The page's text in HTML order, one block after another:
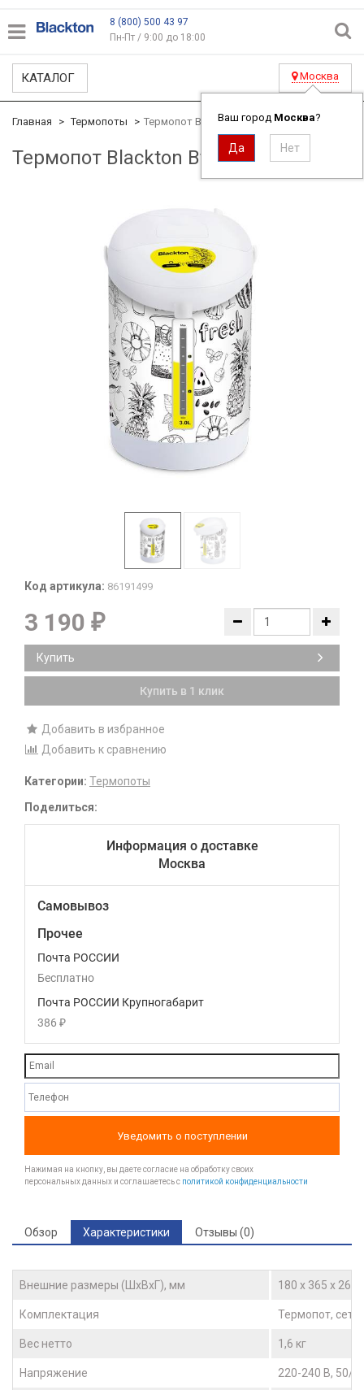
8 (800) 500 43 97
Пн-Пт / 9:00 до 18:00
КАТАЛОГ Москва
Ваш город Москва?
Главная Термопоты Термопот Blackton Bt TP421
Термопот Blackton Bt TP421 ID#2372
Код артикула: 86191499
3 190 ₽
Купить
Купить в 1 клик
Добавить в избранное
Добавить к сравнению
Категории: Термопоты
Поделиться:
Информация о доставке
Москва
Самовывоз
Прочее
Почта РОССИИ
Бесплатно
Почта РОССИИ Крупногабарит
386 ₽
Уведомить о поступлении
Нажимая на кнопку, вы даете согласие на обработку своих
персональных данных и соглашаетесь с политикой конфиденциальности
Обзор Характеристики Отзывы (0)
Внешние размеры (ШхВхГ), мм 180 х 365 х 265
Комплектация Термопот,
Вес нетто 1,6 кг
Напряжение 220-240 В, 50/